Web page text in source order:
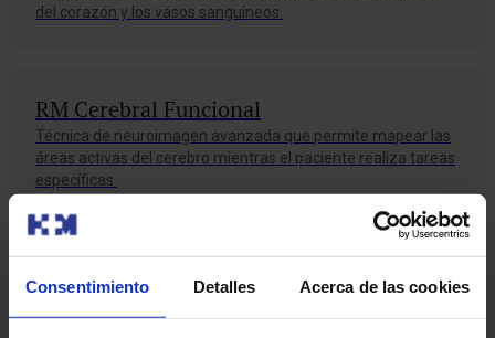
Consentimiento Detalles Acerca de las cookies
del corazón y los vasos sanguíneos.
RM Cerebral Funcional
Técnica de neuroimagen avanzada que permite mapear las
áreas activas del cerebro mientras el paciente realiza tareas
específicas.
RM de estrés